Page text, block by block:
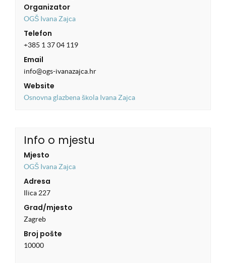
Organizator
OGŠ Ivana Zajca
Telefon
+385 1 37 04 119
Email
info@ogs-ivanazajca.hr
Website
Osnovna glazbena škola Ivana Zajca
Info o mjestu
Mjesto
OGŠ Ivana Zajca
Adresa
Ilica 227
Grad/mjesto
Zagreb
Broj pošte
10000